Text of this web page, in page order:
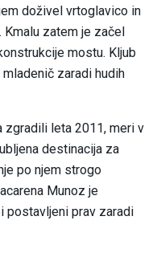
doživel vrtoglavico in
Kmalu zatem je začel
mostu. Kljub
zaradi hudih
zgradili leta 2011, meri v
destinacija za
po njem strogo
Munoz je
postavljeni prav zaradi